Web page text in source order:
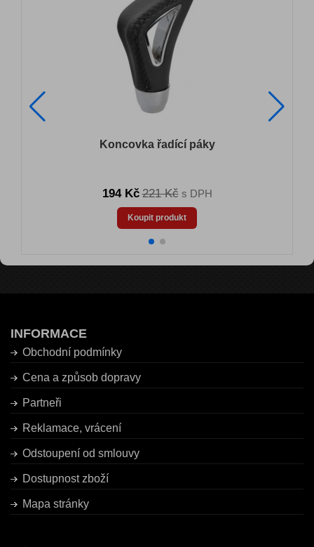
Koncovka řadící páky
194 Kč 221 Kčs DPH
Koupit produkt
INFORMACE
Obchodní podmínky
Cena a způsob dopravy
Partneři
Reklamace, vrácení
Odstoupení od smlouvy
Dostupnost zboží
Mapa stránky